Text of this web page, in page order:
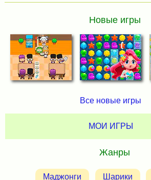
Новые игры
Все новые игры
МОИ ИГРЫ
Жанры
Маджонги Шарики